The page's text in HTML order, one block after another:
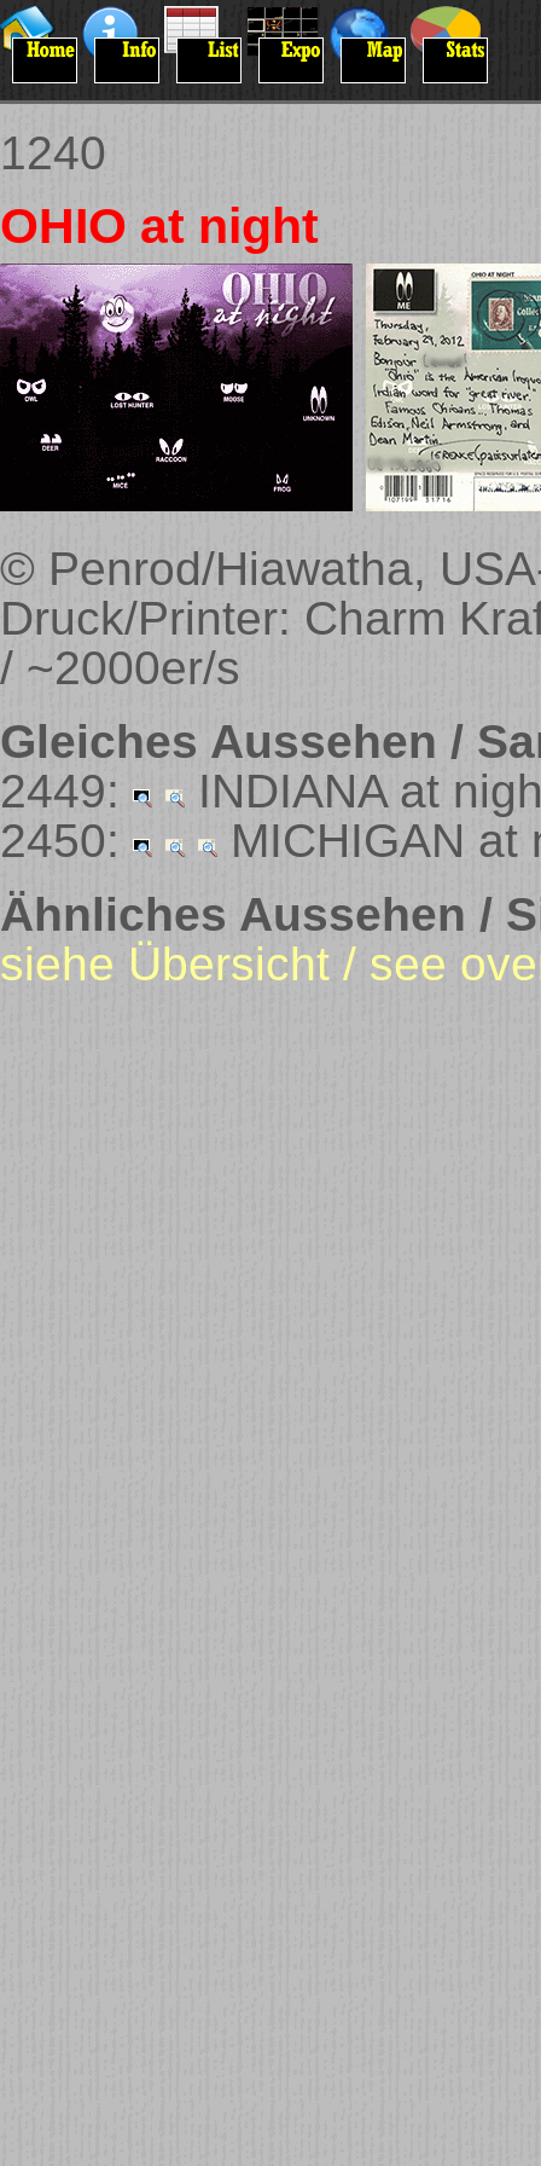
1240
OHIO at night
© Penrod/Hiawatha,
Druck/Printer: Charm
/ ~2000er/s
Gleiches Aussehen /
2449:
INDIANA at
2450:
MICHIGAN
Ähnliches Aussehen /
siehe Übersicht / see